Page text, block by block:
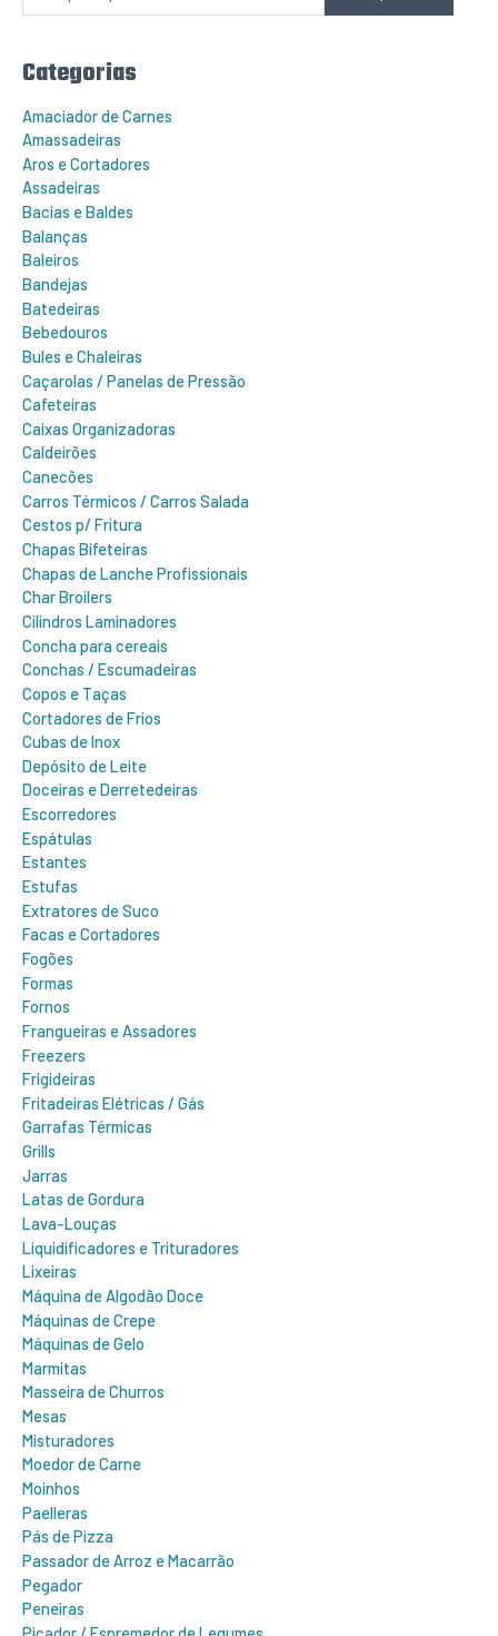
i
p
:
Categorias
Amaciador de Carnes
Amassadeiras
Aros e Cortadores
Assadeiras
Bacias e Baldes
Balanças
Baleiros
Bandejas
Batedeiras
Bebedouros
Bules e Chaleiras
Caçarolas / Panelas de Pressão
Cafeteiras
Caixas Organizadoras
Caldeirões
Canecões
Carros Térmicos / Carros Salada
Cestos p/ Fritura
Chapas Bifeteiras
Chapas de Lanche Profissionais
Char Broilers
Cilindros Laminadores
Concha para cereais
Conchas / Escumadeiras
Copos e Taças
Cortadores de Frios
Cubas de Inox
Depósito de Leite
Doceiras e Derretedeiras
Escorredores
Espátulas
Estantes
Estufas
Extratores de Suco
Facas e Cortadores
Fogões
Formas
Fornos
Frangueiras e Assadores
Freezers
Frigideiras
Fritadeiras Elétricas / Gás
Garrafas Térmicas
Grills
Jarras
Latas de Gordura
Lava-Louças
Liquidificadores e Trituradores
Lixeiras
Máquina de Algodão Doce
Máquinas de Crepe
Máquinas de Gelo
Marmitas
Masseira de Churros
Mesas
Misturadores
Moedor de Carne
Moinhos
Paelleras
Pás de Pizza
Passador de Arroz e Macarrão
Pegador
Peneiras